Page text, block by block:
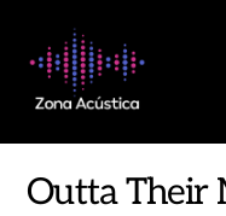
content
Outta Their